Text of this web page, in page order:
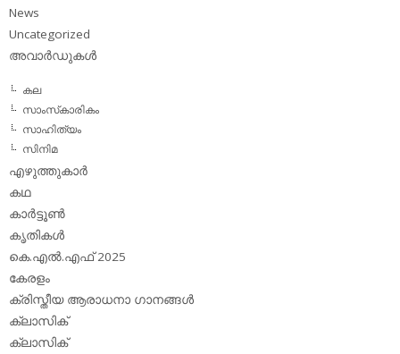
News
Uncategorized
അവാര്‍ഡുകള്‍
കല
സാംസ്‌കാരികം
സാഹിത്യം
സിനിമ
എഴുത്തുകാര്‍
കഥ
കാര്‍ട്ടൂണ്‍
കൃതികള്‍
കെ.എല്‍.എഫ് 2025
കേരളം
ക്രിസ്തീയ ആരാധനാ ഗാനങ്ങള്‍
ക്ലാസിക്‌
ക്ലാസിക്